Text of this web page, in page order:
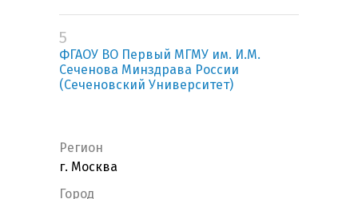
5
ФГАОУ ВО Первый МГМУ им. И.М.
Сеченова Минздрава России
(Сеченовский Университет)
Регион
г. Москва
Город